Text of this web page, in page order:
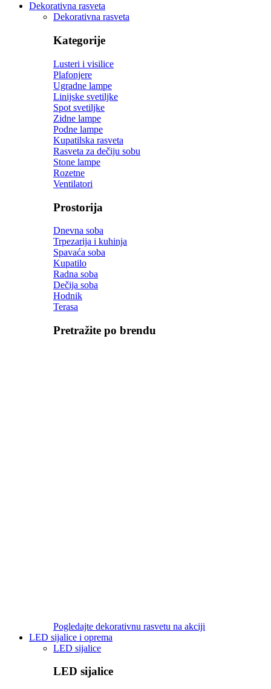
Dekorativna rasveta
Dekorativna rasveta
Kategorije
Lusteri i visilice
Plafonjere
Ugradne lampe
Linijske svetiljke
Spot svetiljke
Zidne lampe
Podne lampe
Kupatilska rasveta
Rasveta za dečiju sobu
Stone lampe
Rozetne
Ventilatori
Prostorija
Dnevna soba
Trpezarija i kuhinja
Spavaća soba
Kupatilo
Radna soba
Dečija soba
Hodnik
Terasa
Pretražite po brendu
Pogledajte dekorativnu rasvetu na akciji
LED sijalice i oprema
LED sijalice
LED sijalice